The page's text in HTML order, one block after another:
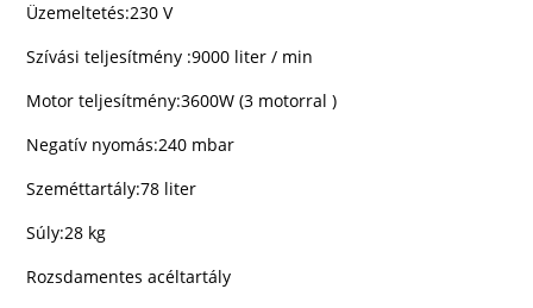
Üzemeltetés:230 V
Szívási teljesítmény :9000 liter / min
Motor teljesítmény:3600W (3 motorral )
Negatív nyomás:240 mbar
Szeméttartály:78 liter
Súly:28 kg
Rozsdamentes acéltartály